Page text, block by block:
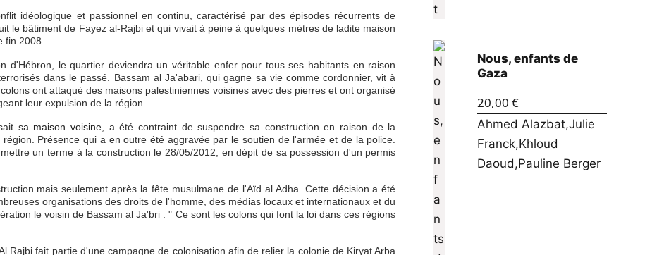
idéologique et passionnel en continu, caractérisé par des épisodes récurrents de
le bâtiment de Fayez al-Rajbi et qui vivait à peine à quelques mètres de ladite maison
fin 2008.
d'Hébron, le quartier deviendra un véritable enfer pour tous ses habitants en raison
dans le passé. Bassam al Ja'abari, qui gagne sa vie comme cordonnier, vit à
ont attaqué des maisons palestiniennes voisines avec des pierres et ont organisé
leur expulsion de la région.
sa maison voisine , a été contraint de suspendre sa construction en raison de la
Présence qui a en outre été aggravée par le soutien de l'armée et de la police.
un terme à la construction le 28/05/2012, en dépit de sa possession d'un permis
mais seulement après la fête musulmane de l'Aïd al Adha. Cette décision a été
organisations des droits de l'homme, des médias locaux et internationaux et du
le voisin de Bassam al Ja'bri : " Ce sont les colons qui font la loi dans ces régions
Rajbi fait partie d'une campagne de colonisation afin de relier la colonie de Kiryat Arba
Nous, enfants de
Gaza
20,00 €
Ahmed Alazbat,Julie
Franck,Khloud
Daoud,Pauline Berger